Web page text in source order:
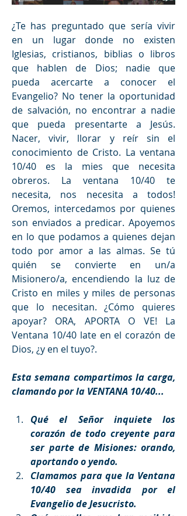
¿Te has preguntado que sería vivir
en un lugar donde no existen
Iglesias, cristianos, biblias o libros
que hablen de Dios; nadie que
pueda acercarte a conocer el
Evangelio? No tener la oportunidad
de salvación, no encontrar a nadie
que pueda presentarte a Jesús.
Nacer, vivir, llorar y reír sin el
conocimiento de Cristo. La ventana
10/40 es la mies que necesita
obreros. La ventana 10/40 te
necesita, nos necesita a todos!
Oremos, intercedamos por quienes
son enviados a predicar. Apoyemos
en lo que podamos a quienes dejan
todo por amor a las almas. Se tú
quién se convierte en un/a
Misionero/a, encendiendo la luz de
Cristo en miles y miles de personas
que lo necesitan. ¿Cómo quieres
apoyar? ORA, APORTA O VE! La
Ventana 10/40 late en el corazón de
Dios, ¿y en el tuyo?.
Esta semana compartimos la carga,
clamando por la VENTANA 10/40...
Qué el Señor inquiete los
corazón de todo creyente para
ser parte de Misiones: orando,
aportando o yendo.
Clamamos para que la Ventana
10/40 sea invadida por el
Evangelio de Jesucristo.